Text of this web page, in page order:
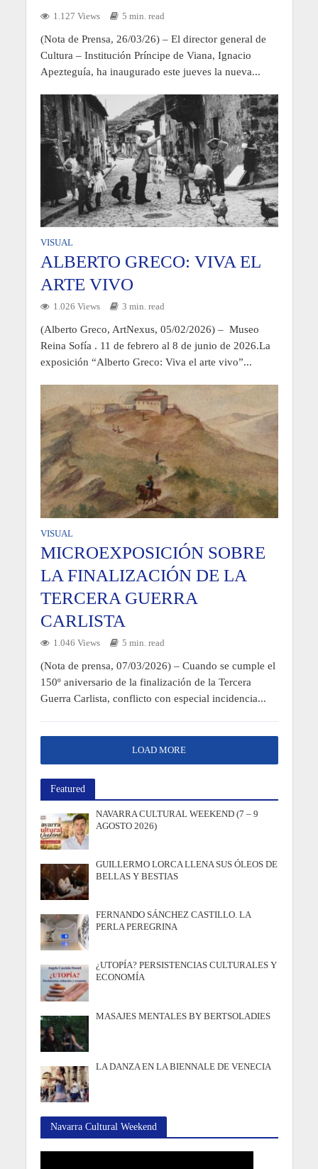
1.127 Views 5 min. read
(Nota de Prensa, 26/03/26) – El director general de
Cultura – Institución Príncipe de Viana, Ignacio
Apezteguía, ha inaugurado este jueves la nueva...
VISUAL
ALBERTO GRECO: VIVA EL
ARTE VIVO
1.026 Views 3 min. read
(Alberto Greco, ArtNexus, 05/02/2026) – Museo
Reina Sofía . 11 de febrero al 8 de junio de 2026.La
exposición “Alberto Greco: Viva el arte vivo”...
VISUAL
MICROEXPOSICIÓN SOBRE
LA FINALIZACIÓN DE LA
TERCERA GUERRA
CARLISTA
1.046 Views 5 min. read
(Nota de prensa, 07/03/2026) – Cuando se cumple el
150º aniversario de la finalización de la Tercera
Guerra Carlista, conflicto con especial incidencia...
LOAD MORE
Featured
NAVARRA CULTURAL WEEKEND (7 – 9
AGOSTO 2026)
GUILLERMO LORCA LLENA SUS ÓLEOS DE
BELLAS Y BESTIAS
FERNANDO SÁNCHEZ CASTILLO. LA
PERLA PEREGRINA
¿UTOPÍA? PERSISTENCIAS CULTURALES Y
ECONOMÍA
MASAJES MENTALES BY BERTSOLADIES
LA DANZA EN LA BIENNALE DE VENECIA
Navarra Cultural Weekend